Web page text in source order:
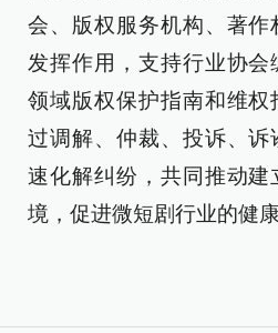
会、版权服务机构、著
发挥作用，支持行业协
领域版权保护指南和维权
过调解、仲裁、投诉、
速化解纠纷，共同推动
境，促进微短剧行业的健